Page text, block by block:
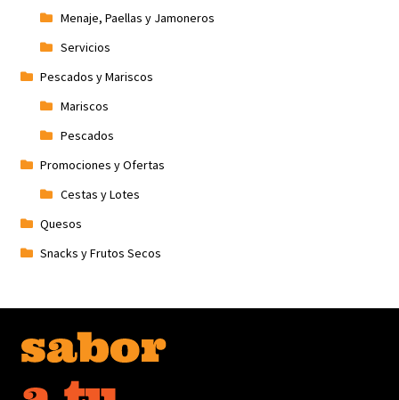
Menaje, Paellas y Jamoneros
Servicios
Pescados y Mariscos
Mariscos
Pescados
Promociones y Ofertas
Cestas y Lotes
Quesos
Snacks y Frutos Secos